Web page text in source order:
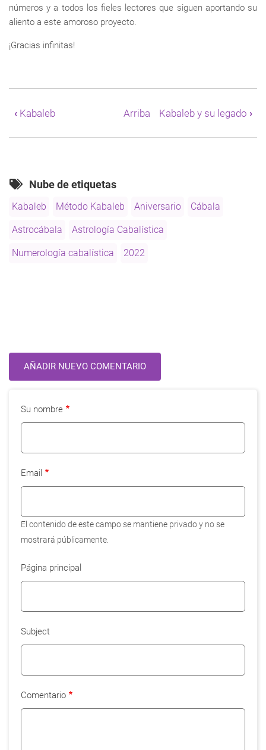
números y a todos los fieles lectores que siguen aportando su
aliento a este amoroso proyecto.
¡Gracias infinitas!
transversales
de
2022,
cumple
años
‹Kabaleb Arriba Kabaleb y su legado ›
Nube de etiquetas
Kabaleb Método Kabaleb Aniversario Cábala
Astrocábala Astrología Cabalística
Numerología cabalística 2022
AÑADIR NUEVO COMENTARIO
Su nombre
Email
El contenido de este campo se mantiene privado y no se
mostrará públicamente.
Página principal
Subject
Comentario